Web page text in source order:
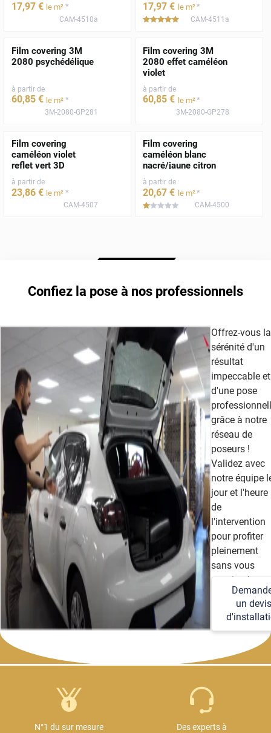
17,97 € le m² *
CAM-4510a
17,97 € le m²*
*****CAM-4511a
Film covering 3M
2080 psychédélique
à partir de
60,85 € le m² *
3M-2080-GP281
Film covering 3M
2080 effet caméléon
violet
à partir de
60,85 € le m²*
3M-2080-GP278
Film covering
caméléon violet
reflet vert 3D
à partir de
23,86 € le m² *
CAM-4507
Film covering
caméléon blanc
nacré/jaune citron
à partir de
20,67 € le m²*
***** CAM-4500
Confiez la pose à nos professionnels
Offrez-vous la
sérénité d'un
résultat
impeccable et
d'une pose
grâce à notre
réseau de
poseurs !
Validez avec
notre équipe
jour et l'heure
de
l'intervention
pour profiter
pleinement
sans vous
soucier des
détails
techniques et
logistiques.
un devis
N°1 du sur mesure
Des experts à